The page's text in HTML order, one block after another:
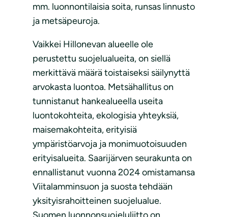
mm. luonnontilaisia soita, runsas linnusto
ja metsäpeuroja.
Vaikkei Hillonevan alueelle ole
perustettu suojelualueita, on siellä
merkittävä määrä toistaiseksi säilynyttä
arvokasta luontoa. Metsähallitus on
tunnistanut hankealueella useita
luontokohteita, ekologisia yhteyksiä,
maisemakohteita, erityisiä
ympäristöarvoja ja monimuotoisuuden
erityisalueita. Saarijärven seurakunta on
ennallistanut vuonna 2024 omistamansa
Viitalamminsuon ja suosta tehdään
yksityisrahoitteinen suojelualue.